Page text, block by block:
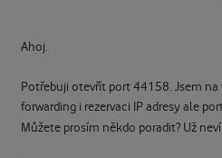
Ahoj.
Potřebuji otevřít port 44158. Jsem na
forwarding i rezervaci IP adresy ale
Můžete prosím někdo poradit? Už